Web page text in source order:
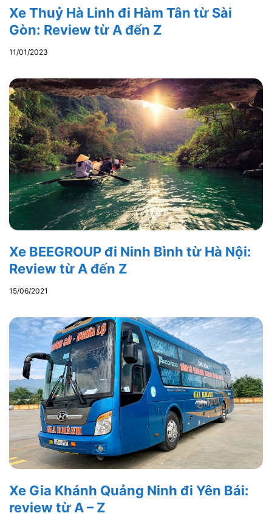
Xe Thuỷ Hà Linh đi Hàm Tân từ Sài
Gòn: Review từ A đến Z
11/01/2023
Xe BEEGROUP đi Ninh Bình từ Hà Nội:
Review từ A đến Z
15/06/2021
Xe Gia Khánh Quảng Ninh đi Yên Bái:
review từ A – Z